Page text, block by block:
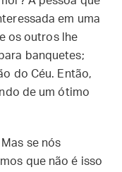
em uma
os outros lhe
banquetes;
do Céu. Então,
de um ótimo
se nós
que não é isso